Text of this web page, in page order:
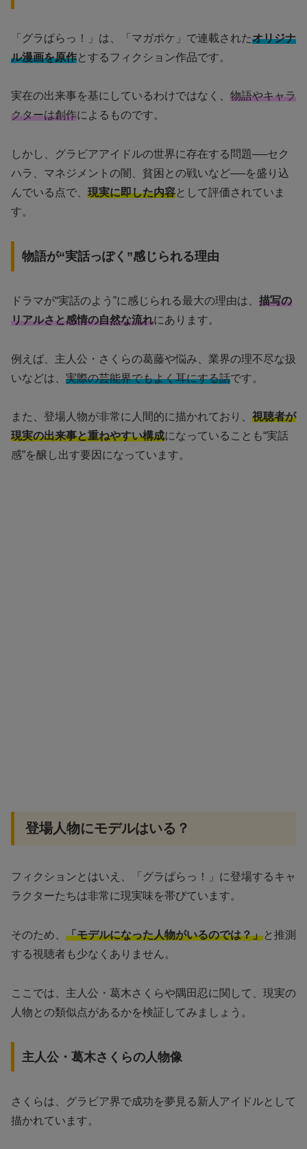
「グラぱらっ！」は、「マガポケ」で連載されたオリジナ
ル漫画を原作とするフィクション作品です。
実在の出来事を基にしているわけではなく、 物語やキャラ
クターは創作によるものです。
しかし、グラビアアイドルの世界に存在する問題──セク
ハラ、マネジメントの闇、貧困との戦いなど──を盛り込
んでいる点で、 現実に即した内容として評価されていま
す。
物語が“実話っぽく”感じられる理由
ドラマが“実話のよう”に感じられる最大の理由は、 描写の
リアルさと感情の自然な流れにあります。
例えば、主人公・さくらの葛藤や悩み、業界の理不尽な扱
いなどは、 実際の芸能界でもよく耳にする話です。
また、登場人物が非常に人間的に描かれており、 視聴者が
現実の出来事と重ねやすい構成になっていることも“実話
感”を醸し出す要因になっています。
登場人物にモデルはいる？
フィクションとはいえ、「グラぱらっ！」に登場するキャ
ラクターたちは非常に現実味を帯びています。
そのため、 「モデルになった人物がいるのでは？」と推測
する視聴者も少なくありません。
ここでは、主人公・葛木さくらや隅田忍に関して、現実の
人物との類似点があるかを検証してみましょう。
主人公・葛木さくらの人物像
さくらは、グラビア界で成功を夢見る新人アイドルとして
描かれています。